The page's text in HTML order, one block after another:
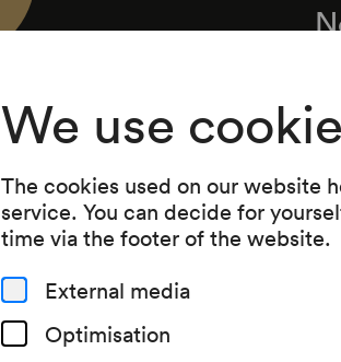
We use
The cookies used on our website
service. You can decide for
time via the footer of the website.
External media
Optimisation